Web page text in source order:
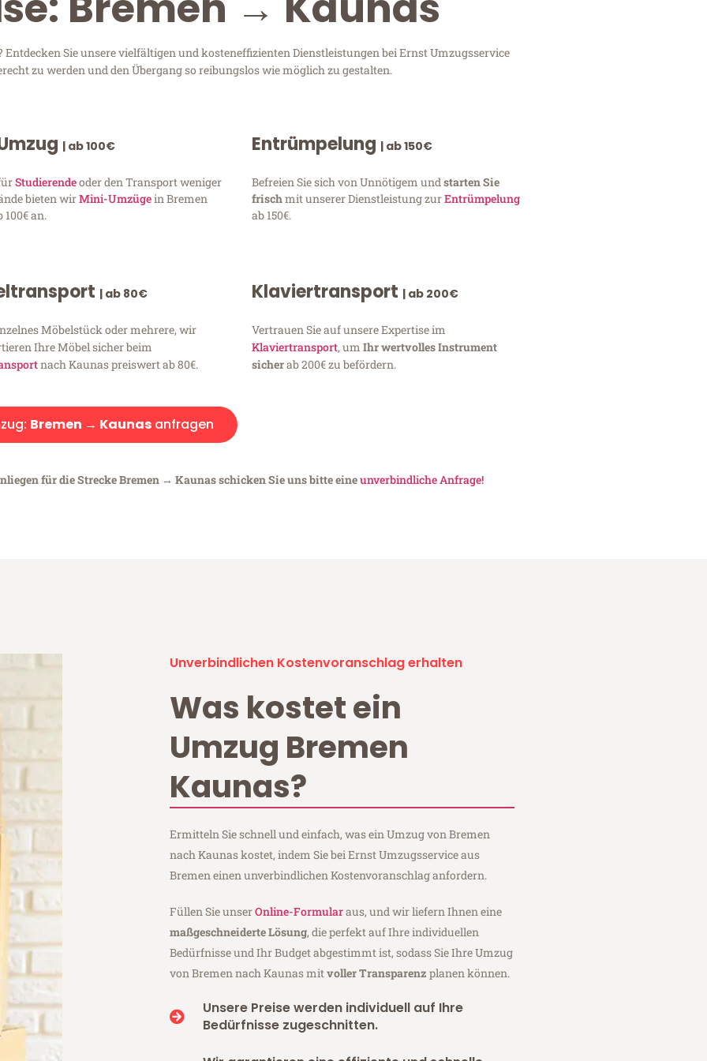
Sie unsere vielfältigen und kosteneffizienten Dienstleistungen bei Ernst Umzugsservice
zu werden und den Übergang so reibungslos wie möglich zu gestalten.
| ab 100€
Studierendeoder den Transport weniger
bieten wirMini-Umzügein Bremen
100€ an.
Entrümpelung | ab 150€
Befreien Sie sich von Unnötigem und starten Sie
frischmit unserer Dienstleistung zurEntrümpelung
ab 150€.
| ab 80€
Möbelstück oder mehrere, wir
Ihre Möbel sicher beim
nach Kaunas preiswert ab 80€.
Klaviertransport | ab 200€
Vertrauen Sie auf unsere Expertise im
Klaviertransport, um Ihr wertvolles Instrument
sicherab 200€ zu befördern.
Bremen → Kaunasanfragen
für die Strecke Bremen → Kaunas schicken Sie uns bitte eineunverbindliche Anfrage!
Unverbindlichen Kostenvoranschlag erhalten
Was kostet ein
Umzug Bremen
Kaunas?
Ermitteln Sie schnell und einfach, was ein Umzug von Bremen
nach Kaunas kostet, indem Sie bei Ernst Umzugsservice aus
Bremen einen unverbindlichen Kostenvoranschlag anfordern.
Füllen Sie unserOnline-Formularaus, und wir liefern Ihnen eine
maßgeschneiderte Lösung, die perfekt auf Ihre individuellen
Bedürfnisse und Ihr Budget abgestimmt ist, sodass Sie Ihre Umzug
von Bremen nach Kaunas mitvoller Transparenz planen können.
Unsere Preise werden individuell auf Ihre
Bedürfnisse zugeschnitten.